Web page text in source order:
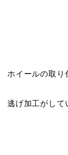
ホイールの取り
逃げ加工がして